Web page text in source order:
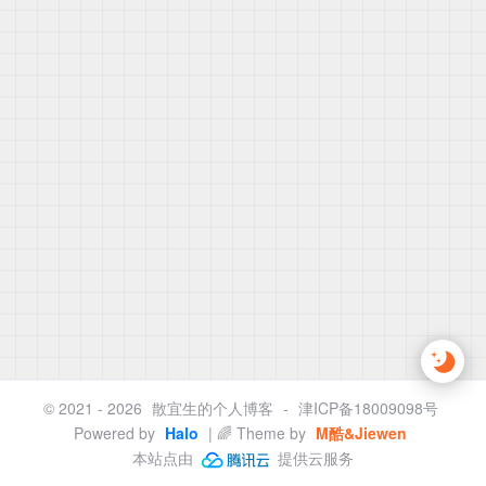
© 2021 - 2026 散宜生的个人博客 - 津ICP备18009098号
Powered by Halo | 🌈 Theme by M酷&Jiewen
本站点由
提供云服务